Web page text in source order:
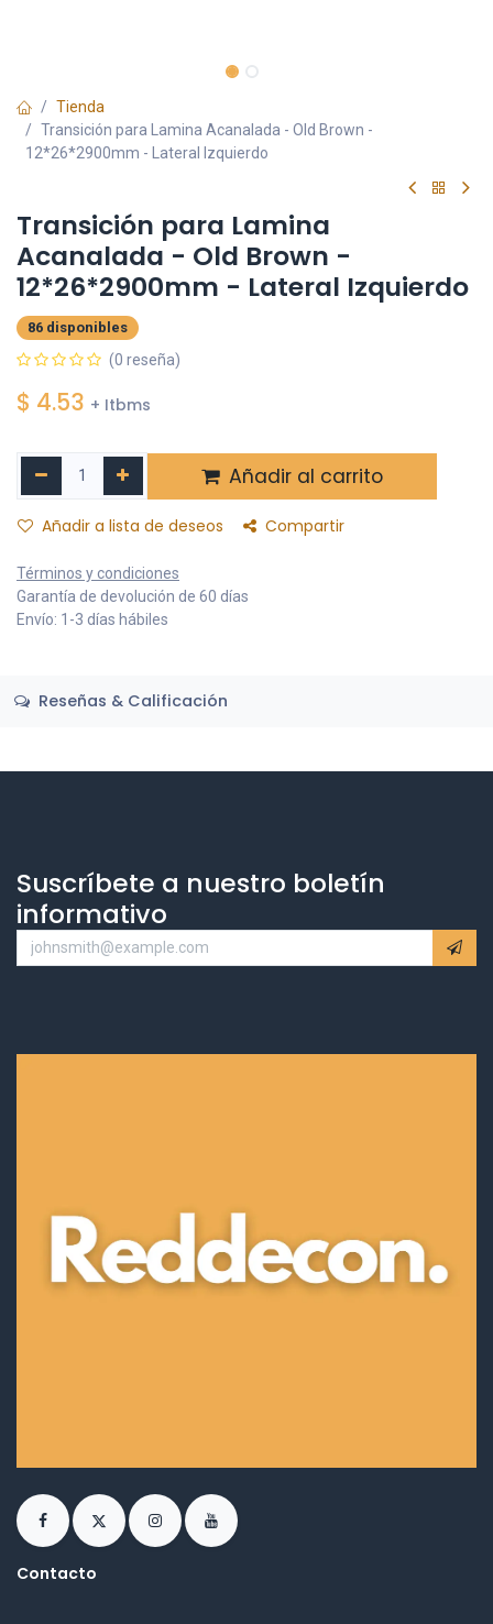
Tienda
Transición para Lamina Acanalada - Old Brown -
12*26*2900mm - Lateral Izquierdo
Transición para Lamina
Acanalada - Old Brown -
12*26*2900mm - Lateral Izquierdo
86 disponibles
(0 reseña)
$ 4.53 + Itbms
Añadir al carrito
Añadir a lista de deseos Compartir
Términos y condiciones
Garantía de devolución de 60 días
Envío: 1-3 días hábiles
Reseñas & Calificación
Suscríbete a nuestro boletín
informativo
Contacto